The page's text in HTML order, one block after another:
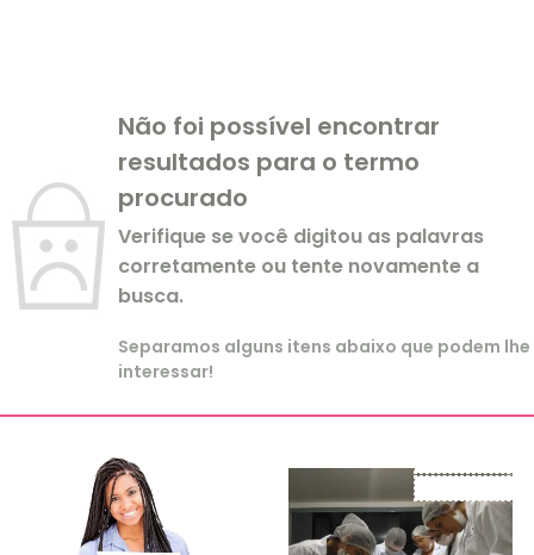
Não foi possível encontrar
resultados para o termo
procurado
Verifique se você digitou as palavras
corretamente ou tente novamente a
busca.
Separamos alguns itens abaixo que podem lhe
interessar!